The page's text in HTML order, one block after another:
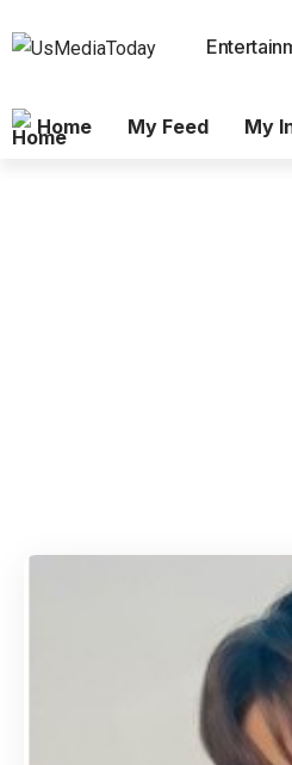
Home My Feed My